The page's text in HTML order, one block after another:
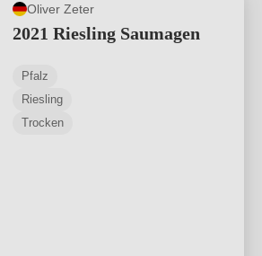
Oliver Zeter
2021 Riesling Saumagen
Pfalz
Riesling
Trocken